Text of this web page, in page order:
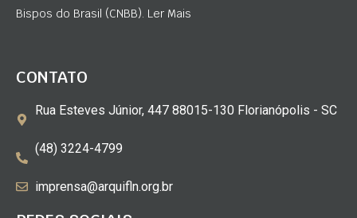
Bispos do Brasil (CNBB). Ler Mais
CONTATO
Rua Esteves Júnior, 447 88015-130 Florianópolis - SC
(48) 3224-4799
imprensa@arquifln.org.br